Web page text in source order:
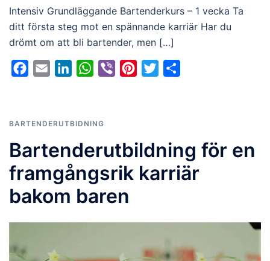
Intensiv Grundläggande Bartenderkurs – 1 vecka Ta
ditt första steg mot en spännande karriär Har du
drömt om att bli bartender, men […]
Facebook
Email LinkedInWhatsApp
Viber Pinterest
Twitter
BARTENDERUTBIDNING
Bartenderutbildning för en
framgångsrik karriär
bakom baren